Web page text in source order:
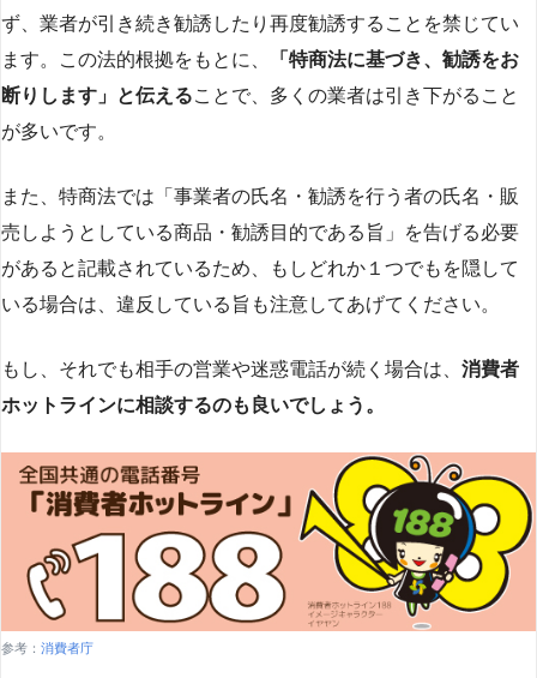
ず、業者が引き続き勧誘したり再度勧誘することを禁じてい
ます。この法的根拠をもとに、
「特商法に基づき、勧誘をお
断りします」と伝えることで、多くの業者は引き下がること
が多いです​​。
また、特商法では「事業者の氏名・勧誘を行う者の氏名・販
売しようとしている商品・勧誘目的である旨」を告げる必要
があると記載されているため、もしどれか１つでもを隠して
いる場合は、違反している旨も注意してあげてください。
もし、それでも相手の営業や迷惑電話が続く場合は、 消費者
ホットラインに相談するのも良いでしょう。
参考： 消費者庁